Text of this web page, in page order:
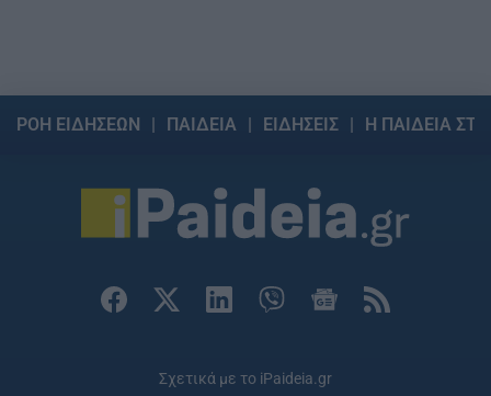
ΡΟΗ ΕΙΔΗΣΕΩΝ ΠΑΙΔΕΙΑ ΕΙΔΗΣΕΙΣ Η ΠΑΙΔΕΙΑ
Σχετικά με το iPaideia.gr